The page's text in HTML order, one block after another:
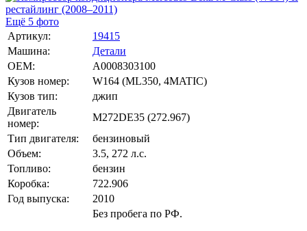
Ещё 5 фото
Артикул:
19415
Машина:
Детали
OEM:
A0008303100
Кузов номер:
W164 (ML350, 4MATIC)
Кузов тип:
джип
Двигатель
номер:
M272DE35 (272.967)
Тип двигателя:
бензиновый
Объем:
3.5, 272 л.с.
Топливо:
бензин
Коробка:
722.906
Год выпуска:
2010
Без пробега по РФ.